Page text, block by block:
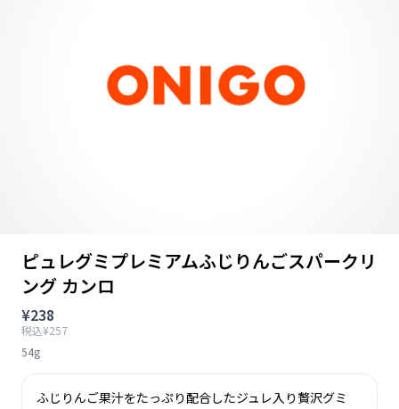
ピュレグミプレミアムふじりんごスパークリ
ング カンロ
¥238
税込¥257
54g
ふじりんご果汁をたっぷり配合したジュレ入り贅沢グミ